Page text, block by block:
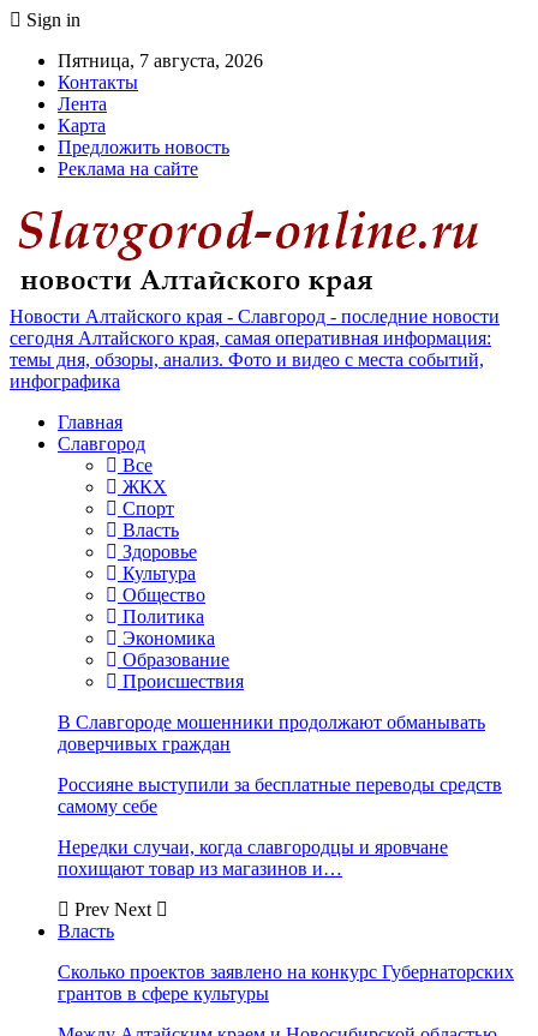
Sign in
Пятница, 7 августа, 2026
Контакты
Лента
Карта
Предложить новость
Реклама на сайте
Новости Алтайского края - Славгород - последние новости
сегодня Алтайского края, самая оперативная информация:
темы дня, обзоры, анализ. Фото и видео с места событий,
инфографика
Главная
Славгород
Все
ЖКХ
Спорт
Власть
Здоровье
Культура
Общество
Политика
Экономика
Образование
Происшествия
В Славгороде мошенники продолжают обманывать
доверчивых граждан
Россияне выступили за бесплатные переводы средств
самому себе
Нередки случаи, когда славгородцы и яровчане
похищают товар из магазинов и…
Prev Next
Власть
Сколько проектов заявлено на конкурс Губернаторских
грантов в сфере культуры